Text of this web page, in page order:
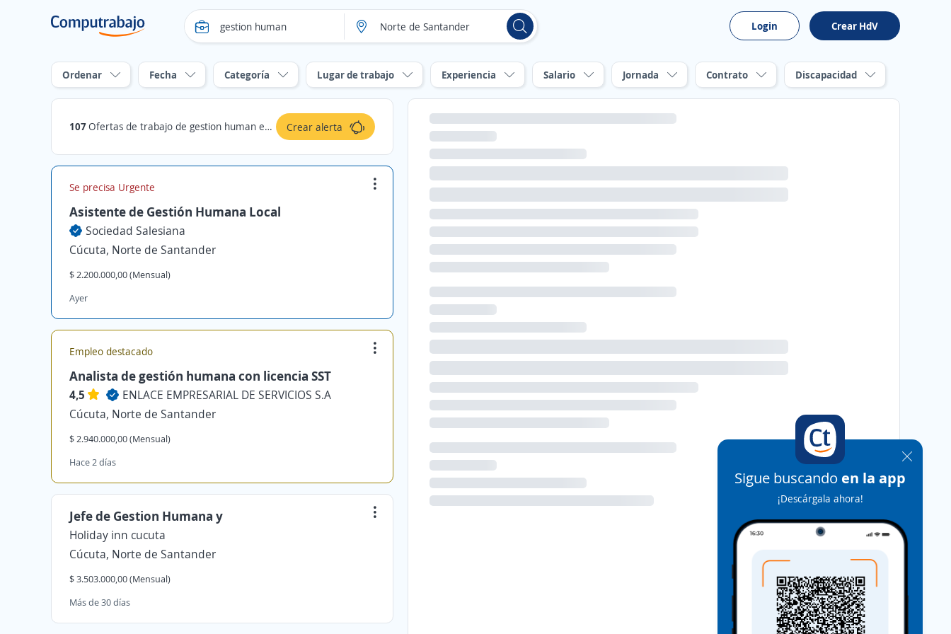
Login Crear HdV
Ordenar Fecha Categoría Lugar de trabajo Experiencia Salario Jornada Contrato Discapacidad
107Ofertas de trabajo de gestion human en Norte de Santander Crear alerta
Se precisa Urgente
Asistente de Gestión Humana Local
Sociedad Salesiana
Cúcuta, Norte de Santander
$ 2.200.000,00 (Mensual)
Ayer
Empleo destacado
Analista de gestión humana con licencia SST
4,5
ENLACE EMPRESARIAL DE SERVICIOS S.A
Cúcuta, Norte de Santander
$ 2.940.000,00 (Mensual)
Hace 2 días
Jefe de Gestion Humana y
Holiday inn cucuta
Cúcuta, Norte de Santander
$ 3.503.000,00 (Mensual)
Más de 30 días
Sigue buscando en la app
¡Descárgala ahora!